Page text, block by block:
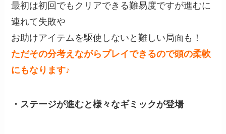
最初は初回でもクリアできる難易度ですが進むに
連れて失敗や
お助けアイテムを駆使しないと難しい局面も！
ただその分考えながらプレイできるので頭の柔軟
にもなります♪
・ステージが進むと様々なギミックが登場